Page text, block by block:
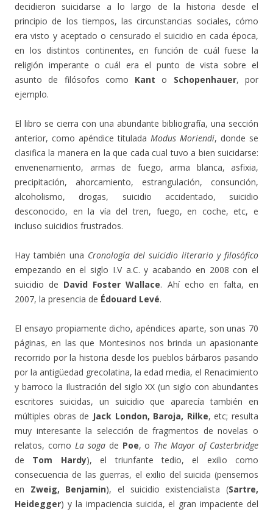
decidieron suicidarse a lo largo de la historia desde el
principio de los tiempos, las circunstancias sociales, cómo
era visto y aceptado o censurado el suicidio en cada época,
en los distintos continentes, en función de cuál fuese la
religión imperante o cuál era el punto de vista sobre el
asunto de filósofos como Kant o Schopenhauer, por
ejemplo.
El libro se cierra con una abundante bibliografía, una sección
anterior, como apéndice titulada Modus Moriendi, donde se
clasifica la manera en la que cada cual tuvo a bien suicidarse:
envenenamiento, armas de fuego, arma blanca, asfixia,
precipitación, ahorcamiento, estrangulación, consunción,
alcoholismo, drogas, suicidio accidentado, suicidio
desconocido, en la vía del tren, fuego, en coche, etc, e
incluso suicidios frustrados.
Hay también una Cronología del suicidio literario y filosófico
empezando en el siglo I.V a.C. y acabando en 2008 con el
suicidio de David Foster Wallace. Ahí echo en falta, en
2007, la presencia de Édouard Levé.
El ensayo propiamente dicho, apéndices aparte, son unas 70
páginas, en las que Montesinos nos brinda un apasionante
recorrido por la historia desde los pueblos bárbaros pasando
por la antigüedad grecolatina, la edad media, el Renacimiento
y barroco la Ilustración del siglo XX (un siglo con abundantes
escritores suicidas, un suicidio que aparecía también en
múltiples obras de Jack London, Baroja, Rilke, etc; resulta
muy interesante la selección de fragmentos de novelas o
relatos, como La sogade Poe, o The Mayor of Casterbridge
de Tom Hardy), el triunfante tedio, el exilio como
consecuencia de las guerras, el exilio del suicida (pensemos
en Zweig, Benjamin), el suicidio existencialista (Sartre,
Heidegger) y la impaciencia suicida, el gran impaciente del